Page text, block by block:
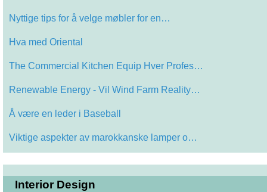
Nyttige tips for å velge møbler for en…
Hva med Oriental
The Commercial Kitchen Equip Hver Profes…
Renewable Energy - Vil Wind Farm Reality…
Å være en leder i Baseball
Viktige aspekter av marokkanske lamper o…
Interior Design